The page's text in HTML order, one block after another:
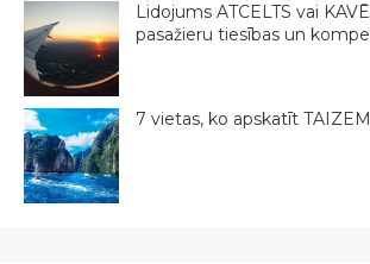
Lidojums ATCELTS vai
pasažieru tiesības un
7 vietas, ko apskatīt